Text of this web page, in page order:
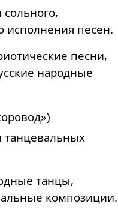
исполнения песен.
песни,
народные
танцы,
композиции.